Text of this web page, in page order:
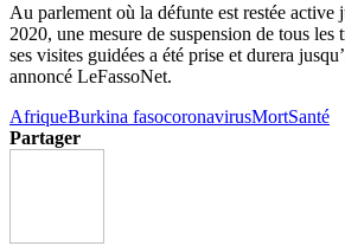
Au parlement où la défunte est restée active
2020, une mesure de suspension de tous les
ses visites guidées a été prise et durera
annoncé LeFassoNet.
AfriqueBurkina fasocoronavirusMortSanté
Partager